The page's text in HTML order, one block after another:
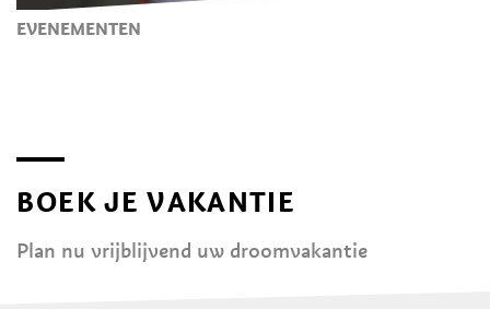
EVENEMENTEN
BOEK JE VAKANTIE
Plan nu vrijblijvend uw droomvakantie